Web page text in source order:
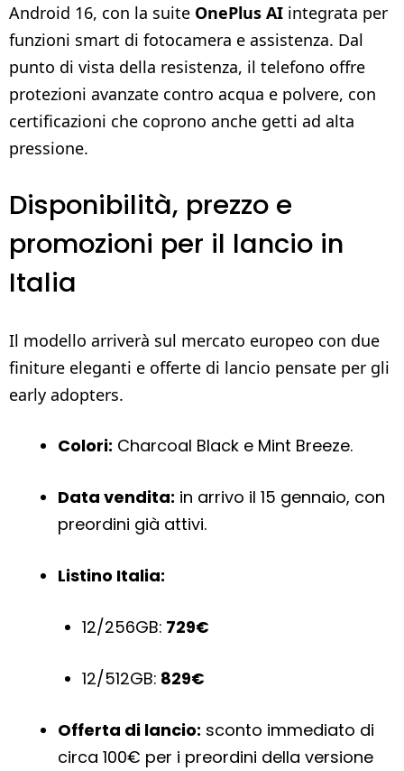
Android 16, con la suite OnePlus AI integrata per
funzioni smart di fotocamera e assistenza. Dal
punto di vista della resistenza, il telefono offre
protezioni avanzate contro acqua e polvere, con
certificazioni che coprono anche getti ad alta
pressione.
Disponibilità, prezzo e
promozioni per il lancio in
Italia
Il modello arriverà sul mercato europeo con due
finiture eleganti e offerte di lancio pensate per gli
early adopters.
Colori: Charcoal Black e Mint Breeze.
Data vendita: in arrivo il 15 gennaio, con
preordini già attivi.
Listino Italia:
12/256GB: 729€
12/512GB: 829€
Offerta di lancio: sconto immediato di
circa 100€ per i preordini della versione